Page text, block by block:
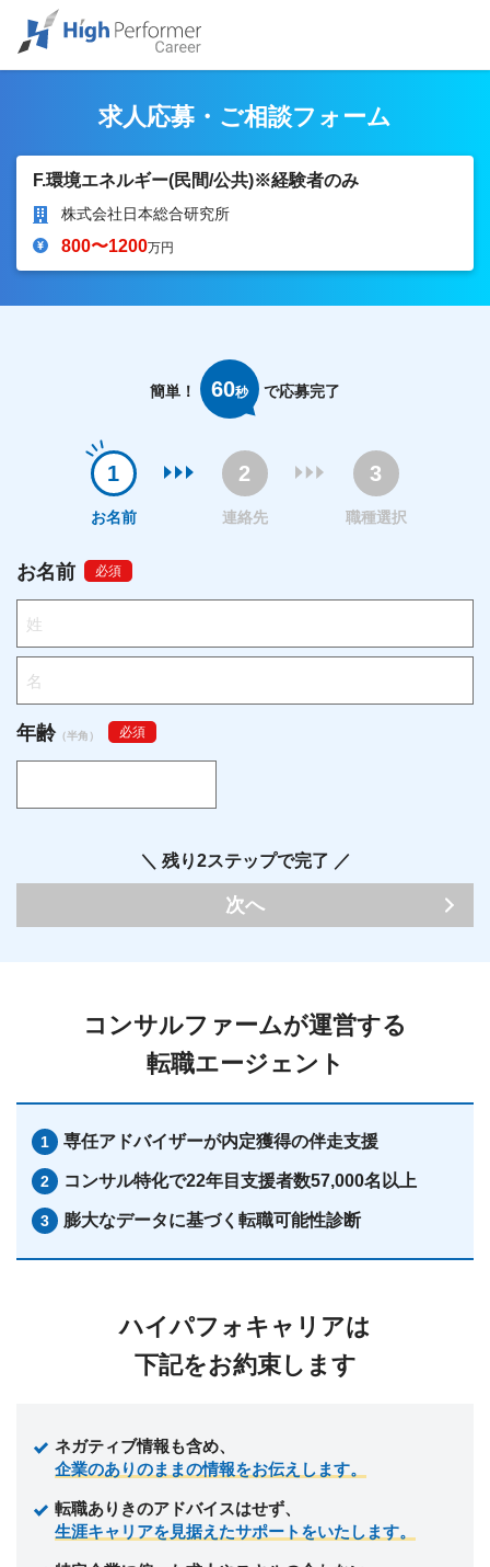
求人応募・ご相談フォーム
F.環境エネルギー(民間/公共)※経験者のみ
株式会社日本総合研究所
800〜1200万円
コンサルファームが運営する
転職エージェント
専任アドバイザーが内定獲得の伴走支援
コンサル特化で22年目 支援者数57,000名以上
膨大なデータに基づく転職可能性診断
ハイパフォキャリアは
下記をお約束します
ネガティブ情報も含め、
企業のありのままの情報をお伝えします。
転職ありきのアドバイスはせず、
生涯キャリアを見据えたサポートをいたします。
簡単！ 60秒 で応募完了
お名前 連絡先 職種選択
お名前 必須
年齢（半角） 必須
＼ 残り2ステップで完了 ／
次へ